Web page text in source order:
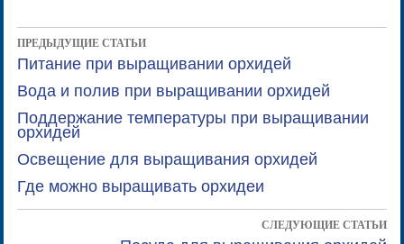
ПРЕДЫДУЩИЕ СТАТЬИ
Питание при выращивании орхидей
Вода и полив при выращивании орхидей
Поддержание температуры при выращивании
орхидей
Освещение для выращивания орхидей
Где можно выращивать орхидеи
СЛЕДУЮЩИЕ СТАТЬИ